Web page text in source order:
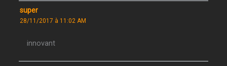
super
28/11/2017 à 11:02 AM
innovant